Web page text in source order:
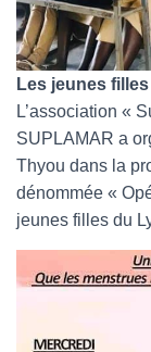
Les jeunes
L’association «
SUPLAMAR a
Thyou dans la
dénommée «
jeunes filles du